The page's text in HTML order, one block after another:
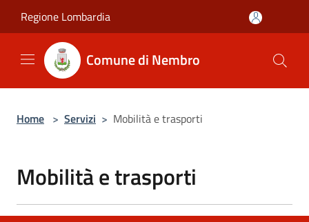
Regione Lombardia
Comune di Nembro
Home > Servizi > Mobilità e trasporti
Mobilità e trasporti